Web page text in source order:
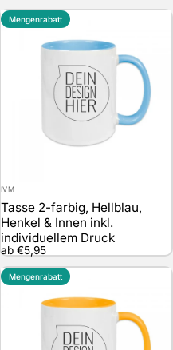
Mengenrabatt
Anbieter:
IVM
Tasse 2-farbig, Hellblau,
Henkel & Innen inkl.
individuellem Druck
ab €5,95
Mengenrabatt